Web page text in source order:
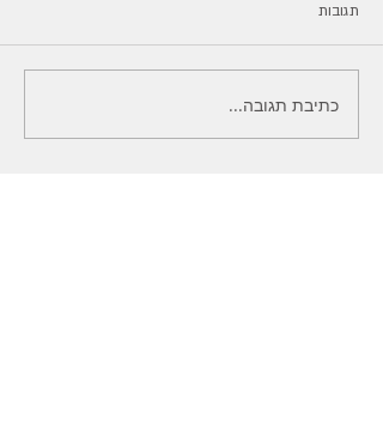
תגובות
כתיבת תגובה...